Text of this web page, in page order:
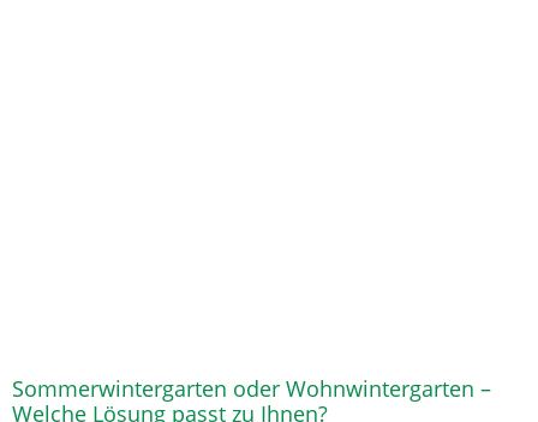
Sommerwintergarten oder Wohnwintergarten –
Welche Lösung passt zu Ihnen?